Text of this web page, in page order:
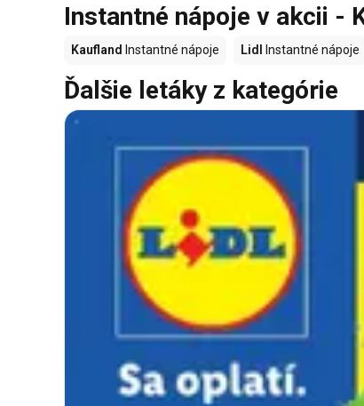
Instantné nápoje v akcii -
Kaufland Instantné nápoje Lidl Instantné nápoje
Ďalšie letáky z kategórie